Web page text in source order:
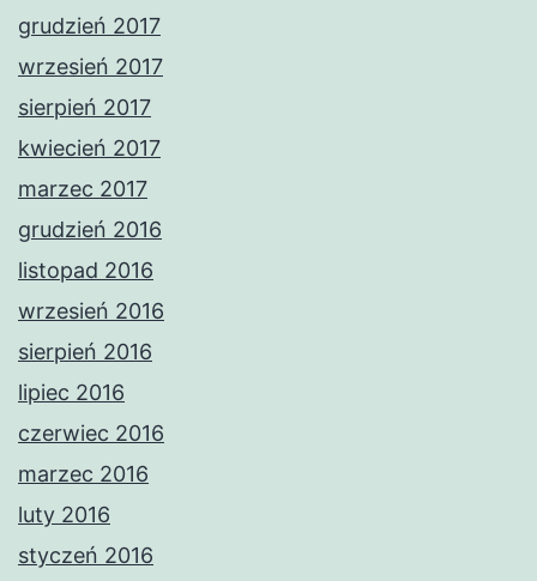
grudzień 2017
wrzesień 2017
sierpień 2017
kwiecień 2017
marzec 2017
grudzień 2016
listopad 2016
wrzesień 2016
sierpień 2016
lipiec 2016
czerwiec 2016
marzec 2016
luty 2016
styczeń 2016